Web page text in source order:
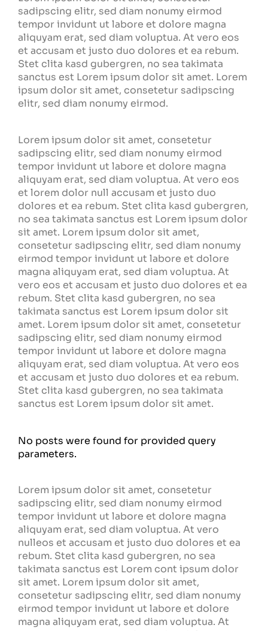
sadipscing elitr, sed diam nonumy eirmod
tempor invidunt ut labore et dolore magna
aliquyam erat, sed diam voluptua. At vero eos
et accusam et justo duo dolores et ea rebum.
Stet clita kasd gubergren, no sea takimata
sanctus est Lorem ipsum dolor sit amet. Lorem
ipsum dolor sit amet, consetetur sadipscing
elitr, sed diam nonumy eirmod.
Lorem ipsum dolor sit amet, consetetur
sadipscing elitr, sed diam nonumy eirmod
tempor invidunt ut labore et dolore magna
aliquyam erat, sed diam voluptua. At vero eos
et lorem dolor null accusam et justo duo
dolores et ea rebum. Stet clita kasd gubergren,
no sea takimata sanctus est Lorem ipsum dolor
sit amet. Lorem ipsum dolor sit amet,
consetetur sadipscing elitr, sed diam nonumy
eirmod tempor invidunt ut labore et dolore
magna aliquyam erat, sed diam voluptua. At
vero eos et accusam et justo duo dolores et ea
rebum. Stet clita kasd gubergren, no sea
takimata sanctus est Lorem ipsum dolor sit
amet. Lorem ipsum dolor sit amet, consetetur
sadipscing elitr, sed diam nonumy eirmod
tempor invidunt ut labore et dolore magna
aliquyam erat, sed diam voluptua. At vero eos
et accusam et justo duo dolores et ea rebum.
Stet clita kasd gubergren, no sea takimata
sanctus est Lorem ipsum dolor sit amet.
No posts were found for provided query
parameters.
Lorem ipsum dolor sit amet, consetetur
sadipscing elitr, sed diam nonumy eirmod
tempor invidunt ut labore et dolore magna
aliquyam erat, sed diam voluptua. At vero
nulleos et accusam et justo duo dolores et ea
rebum. Stet clita kasd gubergren, no sea
takimata sanctus est Lorem cont ipsum dolor
sit amet. Lorem ipsum dolor sit amet,
consetetur sadipscing elitr, sed diam nonumy
eirmod tempor invidunt ut labore et dolore
magna aliquyam erat, sed diam voluptua. At